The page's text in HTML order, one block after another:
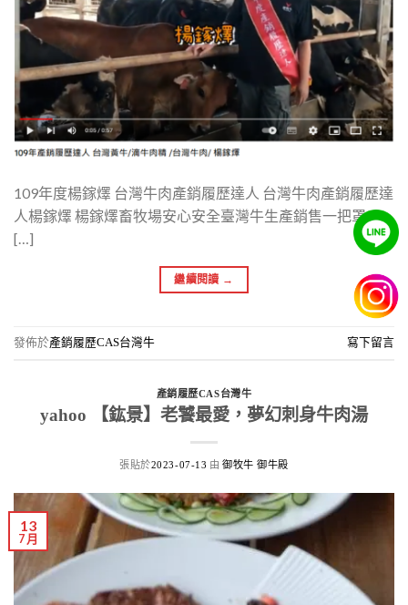
109年度楊鎵燡 台灣牛肉產銷履歷達人 台灣牛肉產銷履歷達
人楊鎵燡 楊鎵燡畜牧場安心安全臺灣牛生產銷售一把罩－
[…]
繼續閱讀 →
發佈於產銷履歷CAS台灣牛 寫下留言
產銷履歷CAS台灣牛
yahoo 【鈜景】老饕最愛，夢幻刺身牛肉湯
張貼於2023-07-13 由御牧牛 御牛殿
13
7 月